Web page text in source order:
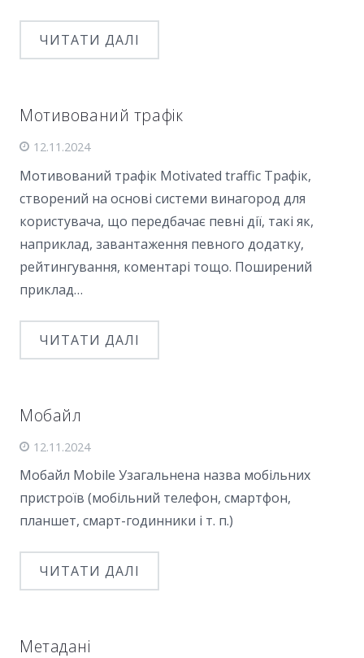
ЧИТАТИ ДАЛІ
Мотивований трафік
12.11.2024
Мотивований трафік Motivated traffic Трафік,
створений на основі системи винагород для
користувача, що передбачає певні дії, такі як,
наприклад, завантаження певного додатку,
рейтингування, коментарі тощо. Поширений
приклад…
ЧИТАТИ ДАЛІ
Мобайл
12.11.2024
Мобайл Mobile Узагальнена назва мобільних
пристроїв (мобільний телефон, смартфон,
планшет, смарт-годинники і т. п.)
ЧИТАТИ ДАЛІ
Метадані